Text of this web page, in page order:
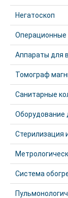
Негатоскоп
Операционные
Аппараты для
Томограф
Санитарные
Оборудование
Стерилизация
Система